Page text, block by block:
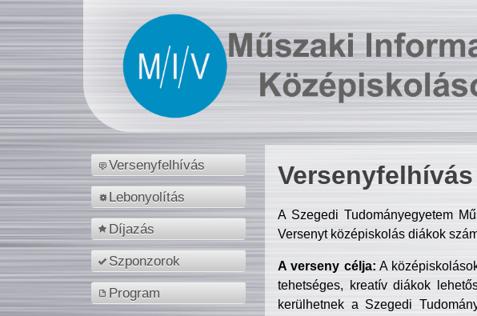
Versenyfelhívás
Lebonyolítás
Díjazás
Szponzorok
Program
Versenyfelhívás
A Szegedi Tudományegyetem
Versenyt középiskolás diákok
A verseny célja: A
tehetséges, kreatív diákok
kerülhetnek a Szegedi